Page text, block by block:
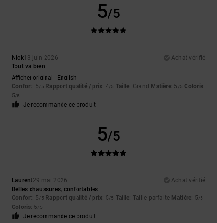
5/5
Nick13 juin 2026
Achat vérifié
Tout va bien
Afficher original - English
Confort: 5/5 Rapport qualité / prix: 4/5 Taille: Grand Matière: 5 /5 Coloris:
5/5
Je recommande ce produit
5/5
Laurent29 mai 2026
Achat vérifié
Belles chaussures, confortables
Confort: 5/5 Rapport qualité / prix: 5/5 Taille: Taille parfaite Matière: 5/5
Coloris: 5/5
Je recommande ce produit